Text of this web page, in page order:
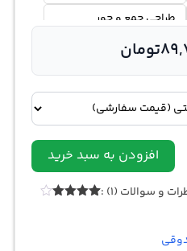
طراحی جمع و جور
تومان
افزودن به سبد خرید
و سوالات (1) :